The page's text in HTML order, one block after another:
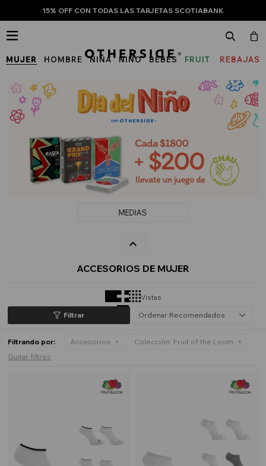
15% OFF CON TODAS LAS TARJETAS SCOTIABANK
MUJER HOMBRE NIÑA NIÑO BEBÉS
FRUIT
THE
LOOM
REBAJAS

MEDIAS
ACCESORIOS DE MUJER
Vistas
Recomendados
Filtrando por: Accesorios Colección: Fruit of the Loom
Quitar filtros